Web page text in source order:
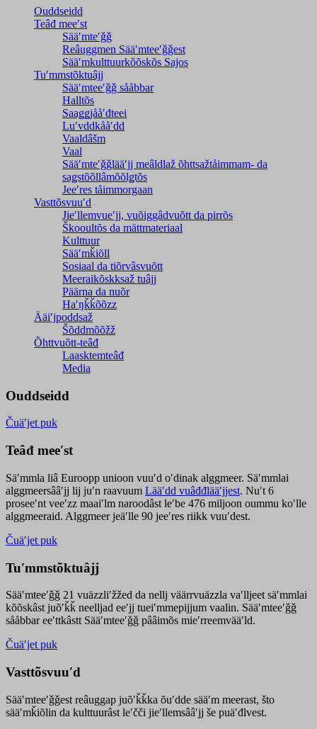
Ouddseidd
Teâđ meeʹst
Sääʹmteʹǧǧ
Reâuggmen Sääʹmteeʹǧǧest
Sääʹmkulttuurkõõskõs Sajos
Tuʹmmstõktuâjj
Sääʹmteeʹǧǧ sååbbar
Halltõs
Saaǥǥjååʹđteei
Luʹvddkååʹdd
Vaaldâšm
Vaal
Sääʹmteʹǧǧlääʹjj meâldlaž õhttsažtåimmam- da
saǥstõõllâmõõlǥtõs
Jeeʹres tåimmorgaan
Vasttõsvuuʹd
Jieʹllemvueʹjj, vuõiggâdvuõtt da pirrõs
Škooultõs da mättmateriaal
Kulttuur
Sääʹmǩiõll
Sosiaal da tiõrvâsvuõtt
Meeraikõskksaž tuâjj
Päärna da nuõr
Haʹŋǩǩõõzz
Ääiʹjpoddsaž
Šõddmõõžž
Õhttvuõtt-teâđ
Laasktemteâđ
Media
Ouddseidd
Čuäʹjet puk
Teâđ meeʹst
Säʹmmla liâ Euroopp unioon vuuʹd oʹdinak alggmeer. Säʹmmlai
alggmeersââʹjj lij juʹn raavuum Lääʹdd vuâđđlääʹjjest. Nuʹt 6
proseeʹnt veeʹzz maaiʹlm naroodâst leʹbe 476 miljoon oummu koʹlle
alggmeeraid. Alggmeer jeäʹlle 90 jeeʹres riikk vuuʹdest.
Čuäʹjet puk
Tuʹmmstõktuâjj
Sääʹmteeʹǧǧ 21 vuäzzliʹžžed da nellj väärrvuäzzla vaʹlljeet säʹmmlai
kõõskâst juõʹǩǩ neelljad eeʹjj tueiʹmmepijjum vaalin. Sääʹmteeʹǧǧ
sååbbar eeʹttkâstt Sääʹmteeʹǧǧ pââimõs mieʹrreemvääʹld.
Čuäʹjet puk
Vasttõsvuuʹd
Sääʹmteeʹǧǧest reâuggap juõʹǩǩka õuʹdde sääʹm meerast, što
sääʹmǩiõlin da kulttuurâst leʹčči jieʹllemsââʹjj še puäʹđlvest.